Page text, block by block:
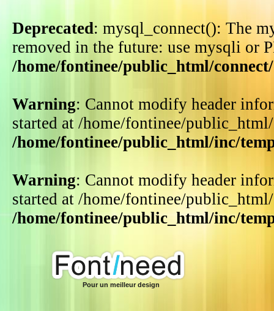
Deprecated: mysql_connect(): The
removed in the future: use mysqli or
/home/fontinee/public_html/
Warning: Cannot modify header
started at /home/fontinee/
/home/fontinee/public_html/inc/
Warning: Cannot modify header
started at /home/fontinee/
/home/fontinee/public_html/inc/
Pour un meilleur design